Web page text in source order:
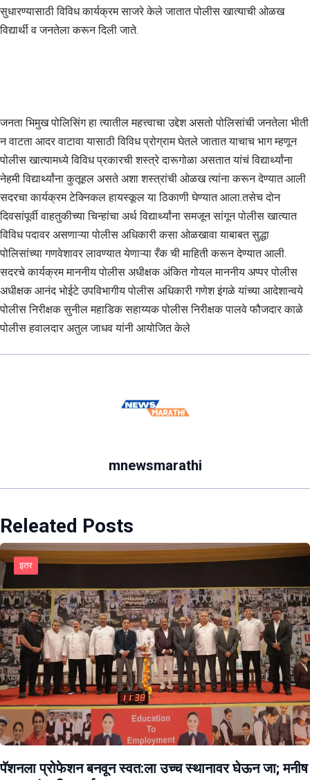
सुधारण्यासाठी विविध कार्यक्रम साजरे केले जातात पोलीस खात्याची ओळख
विद्यार्थी व जनतेला करून दिली जाते.
जनता भिमुख पोलिसिंग हा त्यातील महत्त्वाचा उद्देश असतो पोलिसांची जनतेला भीती
न वाटता आदर वाटावा यासाठी विविध प्रोग्राम घेतले जातात याचाच भाग म्हणून
पोलीस खात्यामध्ये विविध प्रकारची शस्त्रे दारूगोळा असतात यांचं विद्यार्थ्यांना
नेहमी विद्यार्थ्यांना कुतूहल असते अशा शस्त्रांची ओळख त्यांना करून देण्यात आली
सदरचा कार्यक्रम टेक्निकल हायस्कूल या ठिकाणी घेण्यात आला.तसेच दोन
दिवसांपूर्वी वाहतुकीच्या चिन्हांचा अर्थ विद्यार्थ्यांना समजून सांगून पोलीस खात्यात
विविध पदावर असणाऱ्या पोलीस अधिकारी कसा ओळखावा याबाबत सुद्धा
पोलिसांच्या गणवेशावर लावण्यात येणाऱ्या रँक ची माहिती करून देण्यात आली.
सदरचे कार्यक्रम माननीय पोलीस अधीक्षक अंकित गोयल माननीय अप्पर पोलीस
अधीक्षक आनंद भोईटे उपविभागीय पोलीस अधिकारी गणेश इंगळे यांच्या आदेशान्वये
पोलीस निरीक्षक सुनील महाडिक सहाय्यक पोलीस निरीक्षक पालवे फौजदार काळे
पोलीस हवालदार अतुल जाधव यांनी आयोजित केले
mnewsmarathi
Releated Posts
इतर
पॅशनला प्रोफेशन बनवून स्वत:ला उच्च स्थानावर घेऊन जा; मनीष